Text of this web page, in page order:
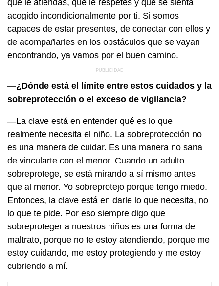
que le atiendas, que le respetes y que se sienta
acogido incondicionalmente por ti. Si somos
capaces de estar presentes, de conectar con ellos y
de acompañarles en los obstáculos que se vayan
encontrando, ya vamos por el buen camino.
—¿Dónde está el límite entre estos cuidados y la
sobreprotección o el exceso de vigilancia?
—La clave está en entender qué es lo que
realmente necesita el niño. La sobreprotección no
es una manera de cuidar. Es una manera no sana
de vincularte con el menor. Cuando un adulto
sobreprotege, se está mirando a sí mismo antes
que al menor. Yo sobreprotejo porque tengo miedo.
Entonces, la clave está en darle lo que necesita, no
lo que te pide. Por eso siempre digo que
sobreproteger a nuestros niños es una forma de
maltrato, porque no te estoy atendiendo, porque me
estoy cuidando, me estoy protegiendo y me estoy
cubriendo a mí.